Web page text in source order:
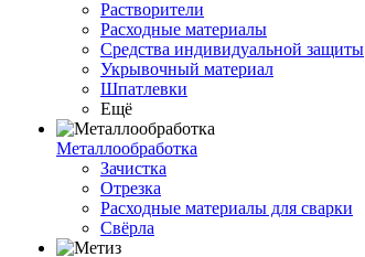
Растворители
Расходные материалы
Средства индивидуальной защиты
Укрывочный материал
Шпатлевки
Ещё
Металлообработка
Зачистка
Отрезка
Расходные материалы для сварки
Свёрла